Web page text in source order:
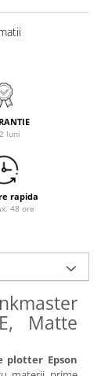
luni
rapida
48 ore
Matte
plotter Epson